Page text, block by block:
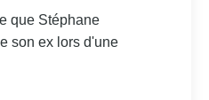
que Stéphane
son ex lors d'une